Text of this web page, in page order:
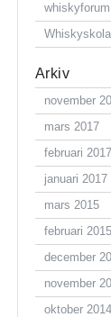
whiskyforum
Arkiv
november
mars 2017
februari 2017
januari 2017
mars 2015
februari 2015
december
november
oktober 2014